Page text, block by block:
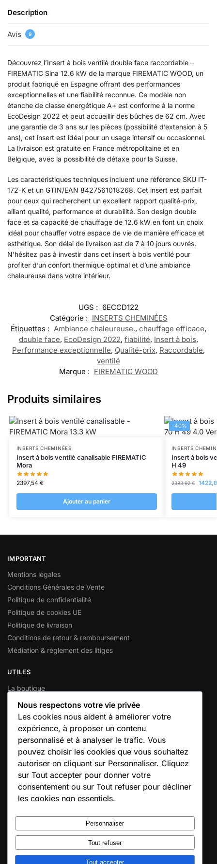
Description
Avis 9
Découvrez l’Insert à bois ventilé double face raccordable –
FIREMATIC Sina 12.6 kW de la marque FIREMATIC WOOD, un
produit fabriqué en Espagne offrant des performances
exceptionnelles et une fiabilité reconnue. Ce modèle non
étanche de classe énergétique A+ est conforme à la norme
EcoDesign 2022 et peut accueillir des bûches de 62 cm. Avec
une garantie de 3 ans sur les pièces (possibilité d’extension à 5
ans), cet insert est idéal pour un usage intensif ou occasionnel.
La livraison est gratuite en France métropolitaine et en
Belgique, avec la possibilité de détaxe pour la Suisse.
Les caractéristiques techniques incluent une référence SKU IT-
172-K et un GTIN/EAN 8427561018268. Cet insert est parfait
pour ceux qui recherchent un excellent rapport qualité-prix,
alliant qualité, performance et durabilité. Son design double
face et sa capacité de chauffage de 12.6 kW en font un choix
idéal pour chauffer votre espace de vie de manière efficace et
esthétique. Son délai de livraison est de 7 à 10 jours ouvrés.
N’hésitez pas à investir dans cet insert à bois ventilé pour
profiter d’un confort thermique optimal et d’une ambiance
chaleureuse dans votre intérieur.
UGS : 6ECCD122
Catégorie : INSERTS CHEMINÉES
Étiquettes : Ambiance chaleureuse., chauffage efficace,
double face, EcoDesign 2022, fiabilité, Insert à bois,
Performance exceptionnelle, Qualité-prix, Raccordable,
ventilé
Marque : FIREMATIC WOOD
Produits similaires
INSERTS CHEMINÉES
Insert à bois ventilé canalisable FIREMATIC
Mora
2397,54 €
Ajouter au panier
-40%
INSERTS
Insert à bois
H 49
2383,92€
IMPORTANT
Mentions légales
Conditions Générales de Vente
Politique de confidentialité
Politique de cookies UE
Politique de livraison
Conditions de retour & remboursement
Médiation & règlement des litiges
UTILES
La boutique
Mon compte
Votre panier
Contactez-nous
INFORMATIONS GÉNÉRALES
SIREN :353 794 936
SIRET : 353 794 936 00016
Adresse :10 Rue de l’Étang, 79190 Caunay
E-mail : solutions@confort-chauffage-expert.fr
Lun – Sam : 8h – 18h
© Confort Chauffage Expert 2020
Site conçu avec soin par Confort Chauffage Expert
Nous respectons votre vie privée
Les cookies nous aident à améliorer votre
expérience, à proposer un contenu
personnalisé et à analyser le trafic. Vous
pouvez choisir les cookies que vous souhaitez
autoriser en cliquant sur Personnaliser. Cliquez
sur Tout accepter pour donner votre
consentement ou sur Tout refuser pour décliner
les cookies non essentiels.
Personnaliser
Tout refuser
Tout accepter